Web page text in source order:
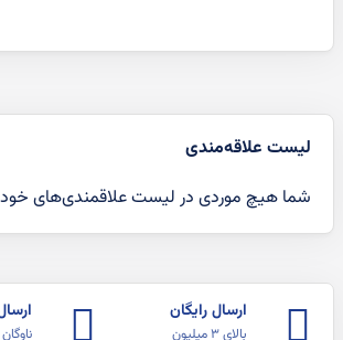
لیست علاقه‌مندی
شما هیچ موردی در لیست علاقمندی‌های خود
ارسال رایگان
بالای ۳ میلیون